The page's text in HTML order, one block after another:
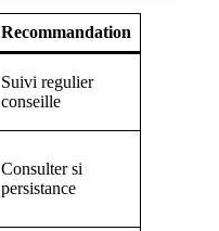
Recommandation
Suivi regulier
conseille
Consulter si
persistance